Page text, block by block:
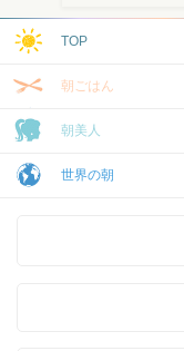
TOP
朝ごはん
朝美人
世界の朝